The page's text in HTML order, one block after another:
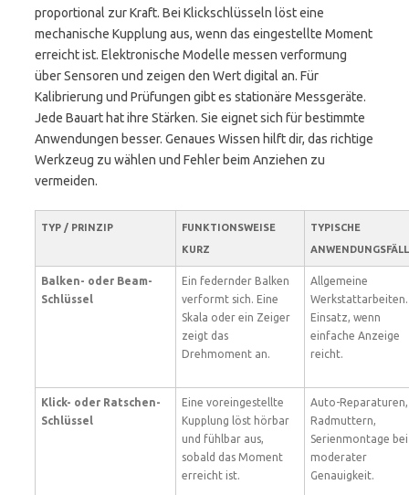
proportional zur Kraft. Bei Klickschlüsseln löst eine
mechanische Kupplung aus, wenn das eingestellte Moment
erreicht ist. Elektronische Modelle messen verformung
über Sensoren und zeigen den Wert digital an. Für
Kalibrierung und Prüfungen gibt es stationäre Messgeräte.
Jede Bauart hat ihre Stärken. Sie eignet sich für bestimmte
Anwendungen besser. Genaues Wissen hilft dir, das richtige
Werkzeug zu wählen und Fehler beim Anziehen zu
vermeiden.
TYP / PRINZIP
FUNKTIONSWEISE
KURZ
TYPISCHE
Balken- oder Beam-
Schlüssel
Ein federnder Balken
verformt sich. Eine
Skala oder ein Zeiger
zeigt das
Drehmoment an.
Allgemeine
Werkstattarbeiten.
Einsatz, wenn
einfache Anzeige
reicht.
Klick- oder Ratschen-
Schlüssel
Eine voreingestellte
Kupplung löst hörbar
und fühlbar aus,
sobald das Moment
erreicht ist.
Auto-Reparaturen,
Radmuttern,
Serienmontage bei
moderater
Genauigkeit.